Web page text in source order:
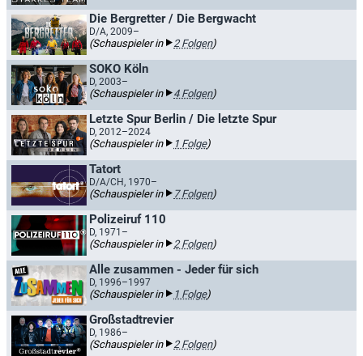
Die Bergretter / Die Bergwacht
D/A, 2009–
(Schauspieler in 2 Folgen)
SOKO Köln
D, 2003–
(Schauspieler in 4 Folgen)
Letzte Spur Berlin / Die letzte Spur
D, 2012–2024
(Schauspieler in 1 Folge)
Tatort
D/A/CH, 1970–
(Schauspieler in 7 Folgen)
Polizeiruf 110
D, 1971–
(Schauspieler in 2 Folgen)
Alle zusammen - Jeder für sich
D, 1996–1997
(Schauspieler in 1 Folge)
Großstadtrevier
D, 1986–
(Schauspieler in 2 Folgen)